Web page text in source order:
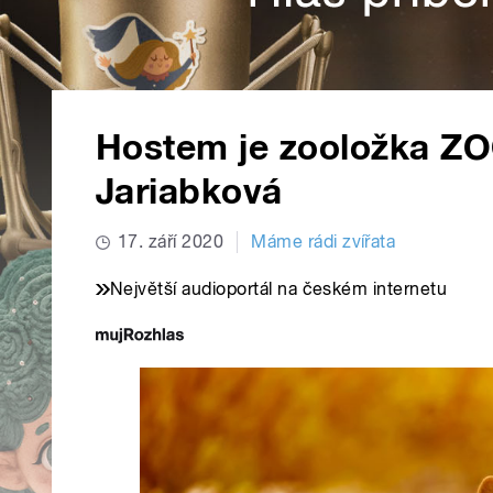
Hostem je zooložka
Jariabková
17. září 2020 Máme rádi zvířata
Největší audioportál na českém internetu